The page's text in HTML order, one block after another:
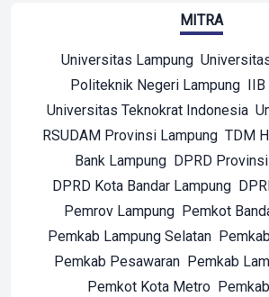
MITRA
Universitas Lampung
Politeknik Negeri Lampung
Universitas Teknokrat Indonesia
RSUDAM Provinsi Lampung TDM
Bank Lampung
DPRD
DPRD Kota Bandar Lampung
Pemrov Lampung Pemkot
Pemkab Lampung Selatan
Pemkab Pesawaran Pemkab
Pemkot Kota Metro